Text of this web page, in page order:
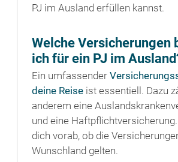
PJ im Ausland erfüllen kannst.
Welche Versicherungen
ich für ein PJ im
Ein umfassender
deine Reise ist essentiell. Dazu
anderem eine
und eine
dich vorab, ob die
Wunschland gelten.